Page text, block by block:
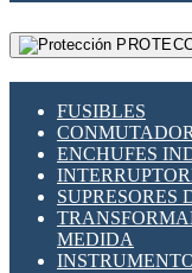
FUSIBLES
ENCHUFES
SUPRESORES
MEDIDA